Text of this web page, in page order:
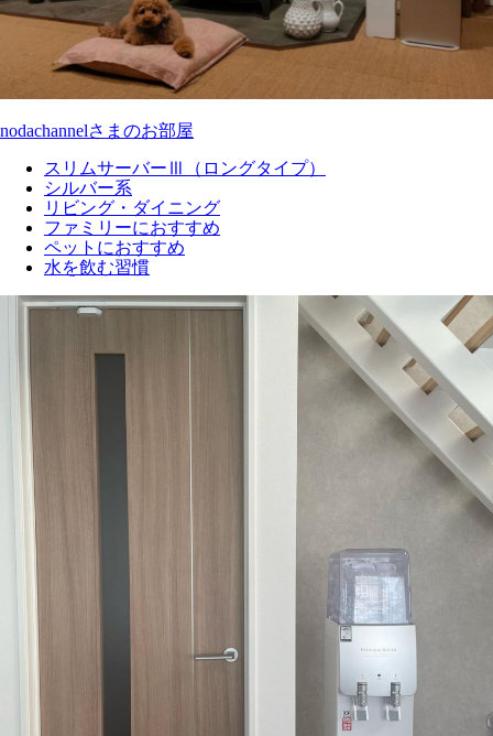
nodachannelさまのお部屋
スリムサーバーⅢ（ロングタイプ）
シルバー系
リビング・ダイニング
ファミリーにおすすめ
ペットにおすすめ
水を飲む習慣